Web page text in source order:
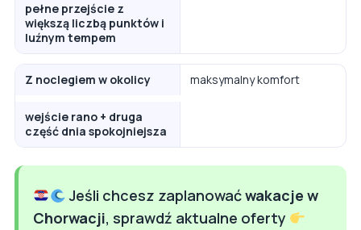
pełne przejście z
większą liczbą punktów i
luźnym tempem
Z noclegiem w okolicy maksymalny komfort
wejście rano + druga
część dnia spokojniejsza
Jeśli chcesz zaplanowaćwakacje w
Chorwacji, sprawdź aktualne oferty